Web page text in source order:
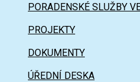
PORADENSKÉ SLUŽBY
PROJEKTY
DOKUMENTY
ÚŘEDNÍ DESKA